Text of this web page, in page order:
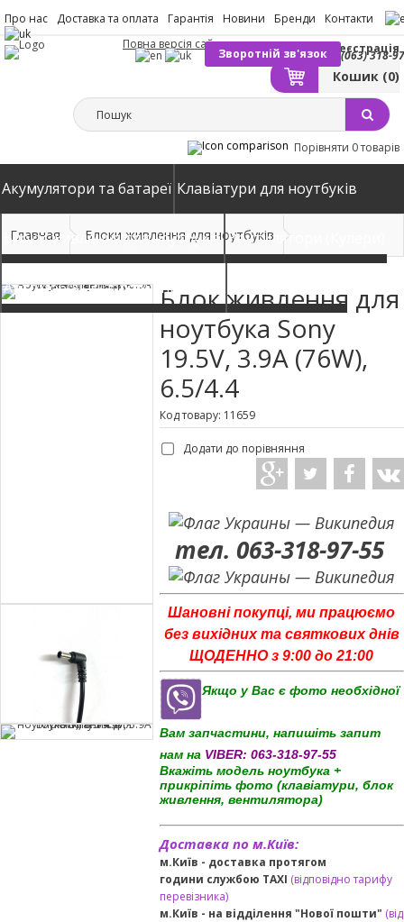
Про нас Доставка та оплата Гарантія Новини Бренди Контакти
(063) 318-
Зворотній зв'язок
Вхід Реєстрація
Кошик (0)
Повна версія сайту
Порівняти 0 товарів
Акумулятори та батареї Клавіатури для ноутбуків
Блоки живлення для ноутбуків Вентилятори (Кулери)
Автомобільні зарядні пристрої
Главная Блоки живлення для ноутбуків
Блок живлення для
ноутбука Sony
19.5V, 3.9A (76W),
6.5/4.4
Код товару: 11659
Додати до порівняння
тел. 063-318-97-55
Шановні покупці, ми працюємо
без вихідних та святкових днів
ЩОДЕННО з 9:00 до 21:00
Якщо у Вас є фото необхідної
Вам запчастини, напишіть запит
нам на VIBER: 063-318-97-55
Вкажіть модель ноутбука +
прикріпіть фото (клавіатури, блок
живлення, вентилятора)
Доставка по м.Київ:
м.Київ - доставка протягом
години службою TAXI (відповідно тарифу
перевізника)
м.Київ - на відділення "Нової пошти" (від